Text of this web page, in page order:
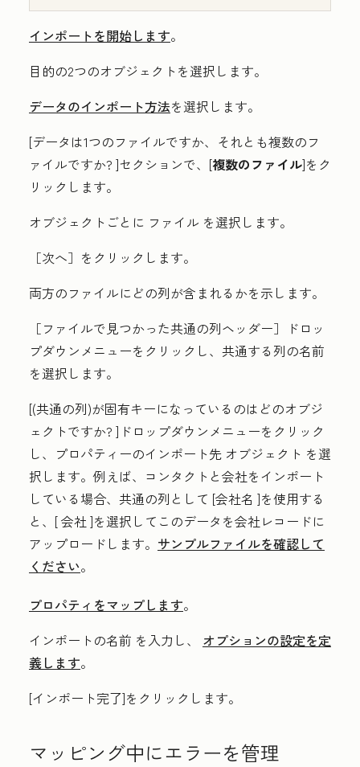
インポートを開始します。
目的の2つのオブジェクトを選択します。
データのインポート方法を選択します。
[データは1つのファイルですか、それとも複数のフ
ァイルですか? ]セクションで、[複数のファイル]をク
リックします。
オブジェクトごとに ファイル を選択します。
［次へ］をクリックします。
両方のファイルにどの列が含まれるかを示します。
［ファイルで見つかった共通の列ヘッダー］
ドロッ
プダウンメニューをクリックし、共通する列の名前
を選択します。
[(共通の列)が固有キーになっているのはどのオブジ
ェクトですか? ]ドロップダウンメニューをクリック
し、プロパティーのインポート先 オブジェクト を選
択します。例えば、コンタクトと会社をインポート
している場合、共通の列として [会社名 ]を使用する
と、[会社 ]を選択してこのデータを会社レコードに
アップロードします。 サンプルファイルを確認して
ください。
プロパティをマップします。
インポートの名前 を入力し、 オプションの設定を定
義します。
[インポート完了]をクリックします。
マッピング中にエラーを管理